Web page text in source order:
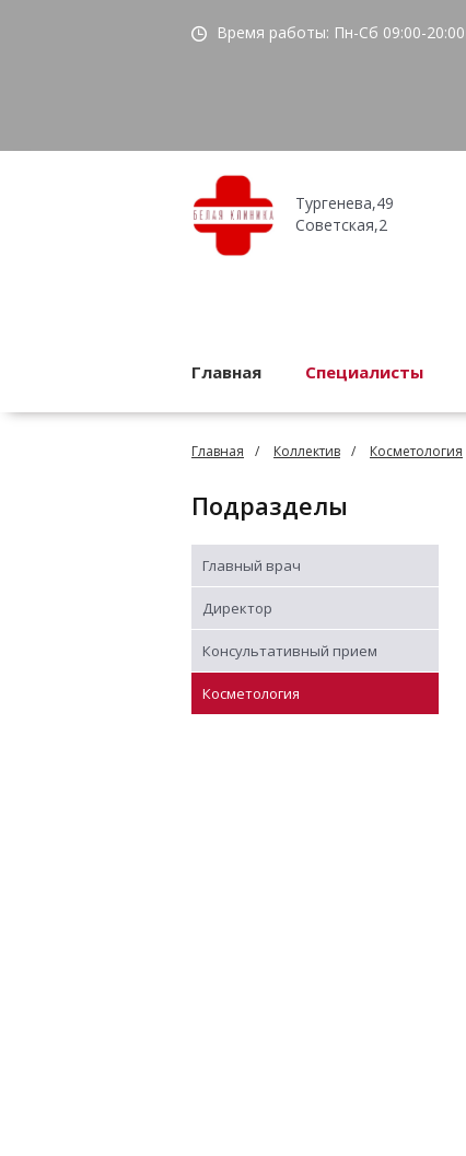
Время работы: Пн-Сб 09:00-20:00
Тургенева,49
Советская,2
Главная Специалисты
Главная Коллектив Косметология
Подразделы
Главный врач
Директор
Консультативный прием
Косметология